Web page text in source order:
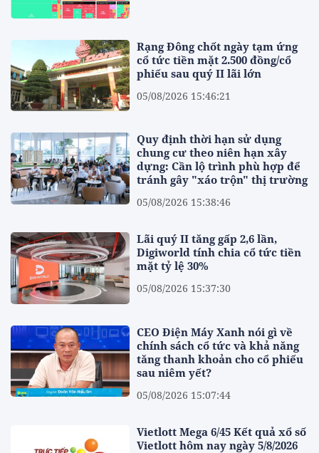
Rạng Đông chốt ngày tạm ứng
cổ tức tiền mặt 2.500 đồng/cổ
phiếu sau quý II lãi lớn
05/08/2026 15:46:21
Quy định thời hạn sử dụng
chung cư theo niên hạn xây
dựng: Cần lộ trình phù hợp để
tránh gây "xáo trộn" thị trường
05/08/2026 15:38:46
Lãi quý II tăng gấp 2,6 lần,
Digiworld tính chia cổ tức tiền
mặt tỷ lệ 30%
05/08/2026 15:37:30
CEO Điện Máy Xanh nói gì về
chính sách cổ tức và khả năng
tăng thanh khoản cho cổ phiếu
sau niêm yết?
05/08/2026 15:07:44
Vietlott Mega 6/45 Kết quả xổ số
Vietlott hôm nay ngày 5/8/2026